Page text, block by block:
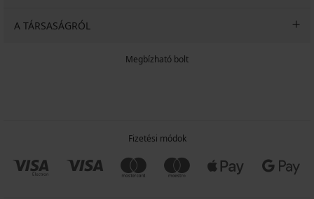
A TÁRSASÁGRÓL
Megbízható bolt
Fizetési módok